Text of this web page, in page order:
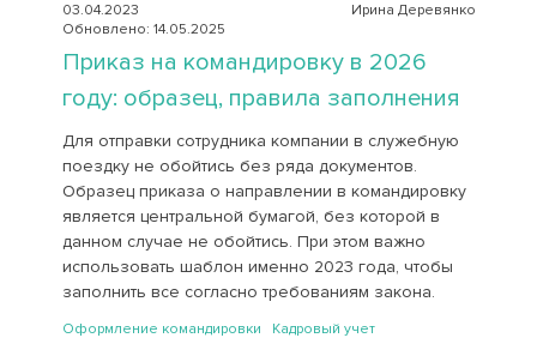
03.04.2023
Обновлено: 14.05.2025
Ирина Деревянко
Приказ на командировку в 2026
году: образец, правила заполнения
Для отправки сотрудника компании в служебную
поездку не обойтись без ряда документов.
Образец приказа о направлении в командировку
является центральной бумагой, без которой в
данном случае не обойтись. При этом важно
использовать шаблон именно 2023 года, чтобы
заполнить все согласно требованиям закона.
Оформление командировки Кадровый учет